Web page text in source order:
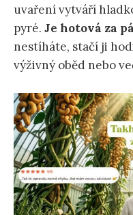
uvaření vytváří
pyré. Je hotová za
nestíháte, stačí ji
výživný oběd nebo